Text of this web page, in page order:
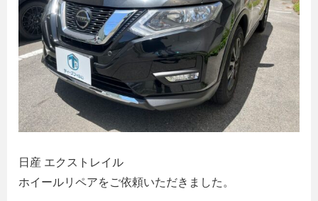
日産 エクストレイル
ホイールリペアをご依頼いただきました。